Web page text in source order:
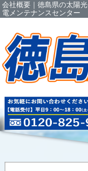
会社概要｜徳島県の太陽
電メンテナンスセンター